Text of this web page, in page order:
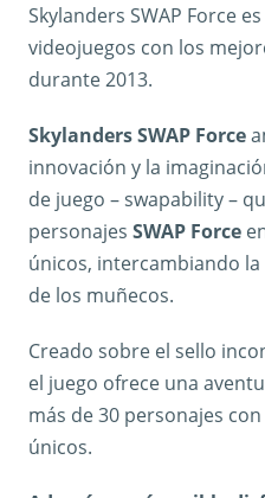
Skylanders SWAP Force
videojuegos con los
durante 2013.
Skylanders SWAP Force
innovación y la
de juego – swapability –
personajes SWAP Force
únicos, intercambiando
de los muñecos.
Creado sobre el sello
el juego ofrece una
más de 30 personajes
únicos.